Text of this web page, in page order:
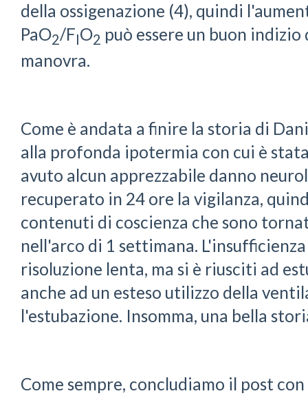
della ossigenazione (4), quindi
PaO2/FIO2 può essere un buon
manovra.
Come è andata a finire la storia di
alla profonda ipotermia con cui è
avuto alcun apprezzabile danno
recuperato in 24 ore la vigilanza,
contenuti di coscienza che sono
nell'arco di 1 settimana.
risoluzione lenta, ma si è riusciti ad
anche ad un esteso utilizzo della
l'estubazione. Insomma, una bella
Come sempre, concludiamo il post con